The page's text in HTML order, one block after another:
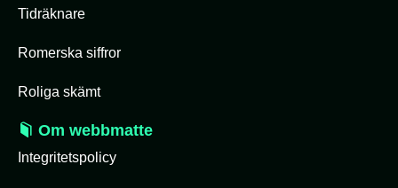
Tidräknare
Romerska siffror
Roliga skämt
Om webbmatte
Integritetspolicy